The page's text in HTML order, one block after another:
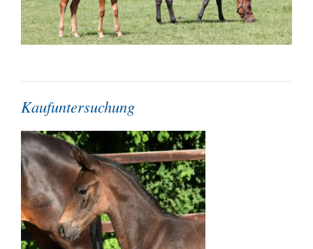
Kaufuntersuchung